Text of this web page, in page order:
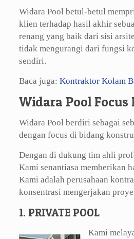
Widara Pool betul-betul
klien terhadap hasil akhir
renang yang baik dari sisi
tidak mengurangi dari fungsi
sendiri.
Baca juga: Kontraktor Kolam
Widara Pool
Widara Pool berdiri sebagai
dengan focus di bidang
Dengan di dukung tim ahli
Kami senantiasa memberikan
Kami adalah perusahaan
konsentrasi mengerjakan
1. PRIVATE POOL
Kami